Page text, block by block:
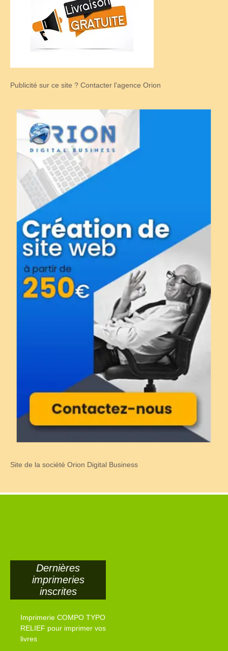
Publicité sur ce site ? Contacter l'agence Orion
Site de la société Orion Digital Business
Dernières
imprimeries
inscrites
Imprimerie COMPO TYPO
RELIEF pour imprimer vos
livres